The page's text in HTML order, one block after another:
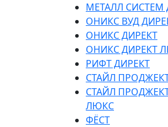
МЕТАЛЛ СИСТЕМ
ОНИКС ВУД
ОНИКС ДИРЕКТ
ОНИКС ДИРЕКТ
РИФТ ДИРЕКТ
СТАЙЛ
СТАЙЛ
ЛЮКС
ФЁСТ